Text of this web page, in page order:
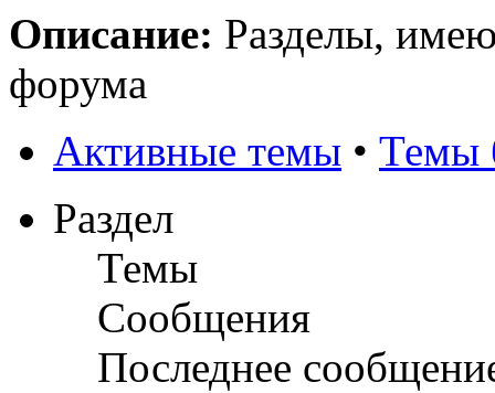
Описание: Разделы,
форума
Активные темы • Темы
Раздел
Темы
Сообщения
Последнее